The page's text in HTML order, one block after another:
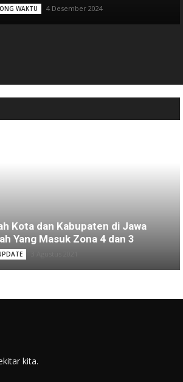
WAKTU 4 Desember 2024
Kota dan Kabupaten di Jawa
Yang Masuk Zona 4 dan 3
kita.